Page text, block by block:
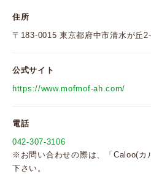
住所
〒183-0015 東京都府中市清水が丘
公式サイト
https://www.mofmof-ah.com/
電話
042-307-3106
※お問い合わせの際は、「Caloo(カ
下さい。